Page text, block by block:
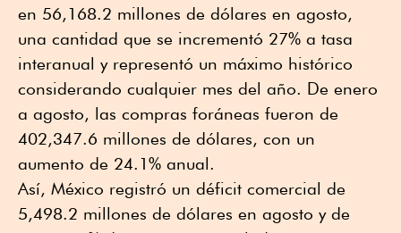
en 56,168.2 millones de dólares en agosto,
una cantidad que se incrementó 27% a tasa
interanual y representó un máximo histórico
considerando cualquier mes del año. De enero
a agosto, las compras foráneas fueron de
402,347.6 millones de dólares, con un
aumento de 24.1% anual.
Así, México registró un déficit comercial de
5,498.2 millones de dólares en agosto y de